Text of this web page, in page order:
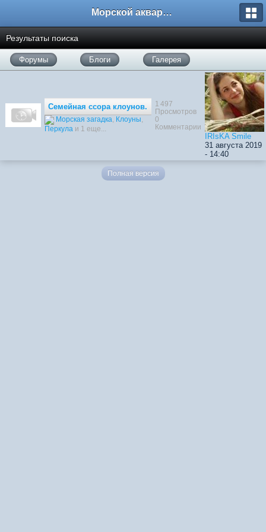
Морской аквариум. Форумы ReefCentral.ru
Результаты поиска
Форумы Блоги Галерея
Семейная ссора клоунов.
Морская загадка Клоуны
Перкула и 1 еще...
1 497
Просмотров
0
Комментарии
IRIsKA Smile
31 августа 2019
- 14:40
Полная версия